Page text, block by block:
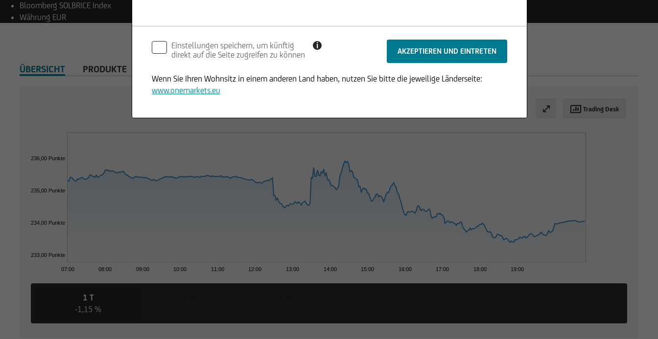
Bloomberg SOLBRICE Index
Währung EUR
ÜBERSICHT PRODUKTE
Trading Desk
07:00 08:00 09:00 10:00 11:00 12:00 13:00 14:00 15:00 16:00 17:00 18:00 19:00
233,00 Punkte
234,00 Punkte
235,00 Punkte
236,00 Punkte
1 T
-1,15 %
Einstellungen speichern, um künftig
direkt auf die Seite zugreifen zu können
i
Wenn Sie Ihren Wohnsitz in einem anderen Land haben, nutzen Sie bitte die jeweilige Länderseite:
www.onemarkets.eu